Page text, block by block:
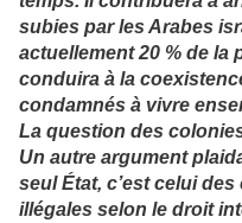
subies par les Arabes
actuellement 20 % de la
conduira à la
condamnés à vivre
La question des
Un autre argument
seul État, c’est celui
illégales selon le droit